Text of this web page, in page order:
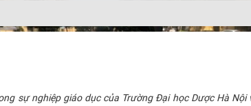
sự nghiệp giáo dục của Trường Đại học Dược Hà Nội